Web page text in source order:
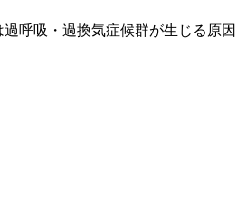
呼吸・過換気症候群が生じる原因